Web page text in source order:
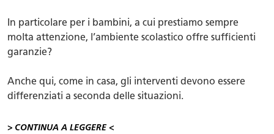
In particolare per i bambini, a cui prestiamo sempre
molta attenzione, l’ambiente scolastico offre sufficienti
garanzie?
Anche qui, come in casa, gli interventi devono essere
differenziati a seconda delle situazioni.
> CONTINUA A LEGGERE <